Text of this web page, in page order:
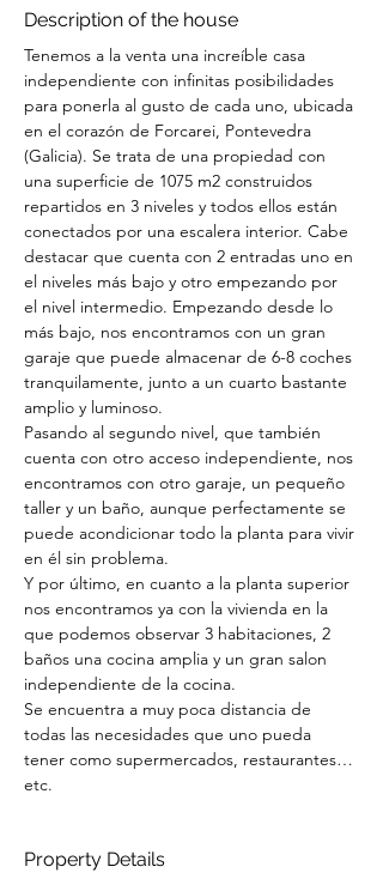
Description of the house
Tenemos a la venta una increíble casa
independiente con infinitas posibilidades
para ponerla al gusto de cada uno, ubicada
en el corazón de Forcarei, Pontevedra
(Galicia). Se trata de una propiedad con
una superficie de 1075 m2 construidos
repartidos en 3 niveles y todos ellos están
conectados por una escalera interior. Cabe
destacar que cuenta con 2 entradas uno en
el niveles más bajo y otro empezando por
el nivel intermedio. Empezando desde lo
más bajo, nos encontramos con un gran
garaje que puede almacenar de 6-8 coches
tranquilamente, junto a un cuarto bastante
amplio y luminoso.
Pasando al segundo nivel, que también
cuenta con otro acceso independiente, nos
encontramos con otro garaje, un pequeño
taller y un baño, aunque perfectamente se
puede acondicionar todo la planta para vivir
en él sin problema.
Y por último, en cuanto a la planta superior
nos encontramos ya con la vivienda en la
que podemos observar 3 habitaciones, 2
baños una cocina amplia y un gran salon
independiente de la cocina.
Se encuentra a muy poca distancia de
todas las necesidades que uno pueda
tener como supermercados, restaurantes…
etc.
Property Details